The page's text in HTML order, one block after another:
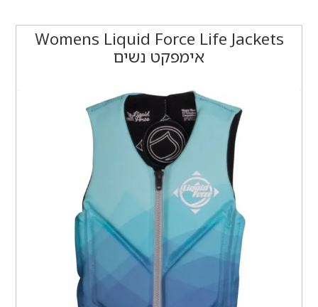
Womens Liquid Force Life Jackets
אימפקט נשים